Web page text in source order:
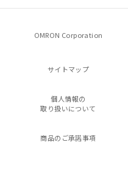
OMRON Corporation
サイトマップ
個人情報の
取り扱いについて
商品のご承諾事項